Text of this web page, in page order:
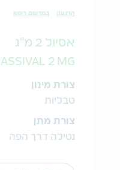
הרגעה במרשם רופא
אסיול 2 מ"ג
ASSIVAL 2 MG
צורת מינון
טבליות
צורת מתן
נטילה דרך הפה